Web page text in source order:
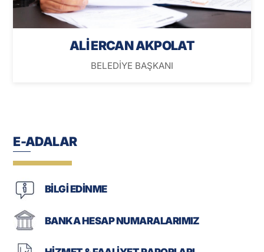
ALİ ERCAN AKPOLAT
BELEDİYE BAŞKANI
E-ADALAR
BİLGİ EDİNME
BANKA HESAP NUMARALARIMIZ